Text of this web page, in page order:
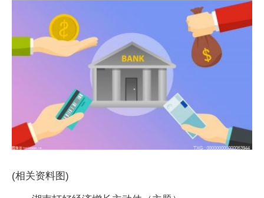
(相关资料图)